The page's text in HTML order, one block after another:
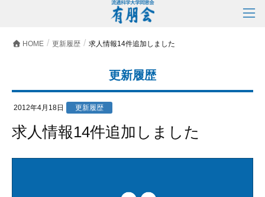
HOME 更新履歴 求人情報14件追加しました
更新履歴
2012年4月18日 更新履歴
求人情報14件追加しました